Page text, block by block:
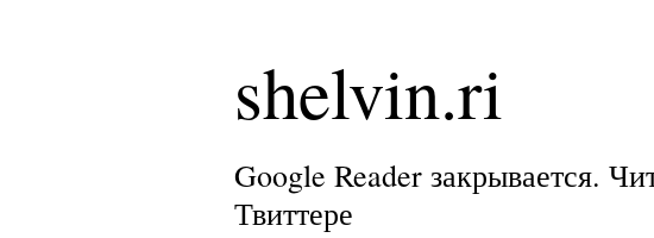
shelvin.ri
Google Reader закрывается.
Твиттере